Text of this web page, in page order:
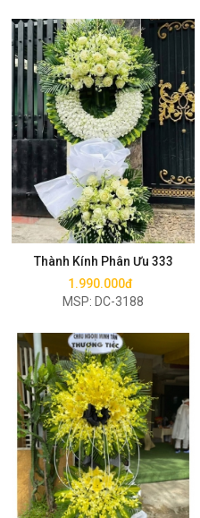
Thành Kính Phân Ưu 333
1.990.000đ
MSP: DC-3188
Mua ngay